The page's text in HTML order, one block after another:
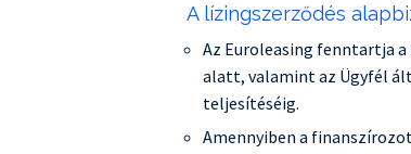
A lízingszerződés
Az Euroleasing fenntartja
alatt, valamint az Ügyfél
teljesítéséig.
Amennyiben a